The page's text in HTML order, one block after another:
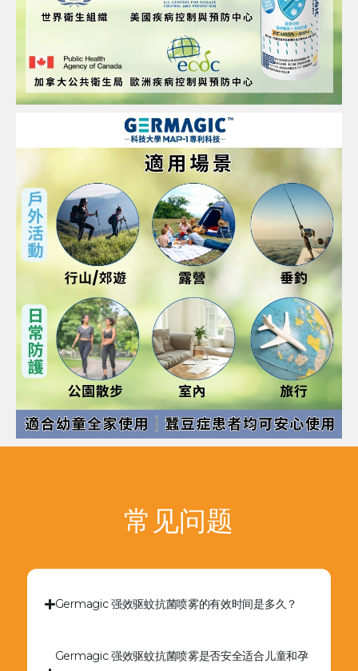
常见问题
Germagic 强效驱蚊抗菌喷雾的有效时间是多久？
Germagic 强效驱蚊抗菌喷雾是否安全适合儿童和孕